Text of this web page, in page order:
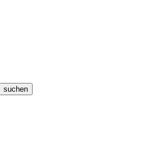
suchen